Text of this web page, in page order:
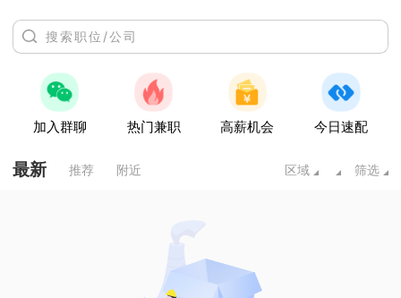
加入群聊 热门兼职 高薪机会 今日速配
最新 推荐 附近 区域 筛选